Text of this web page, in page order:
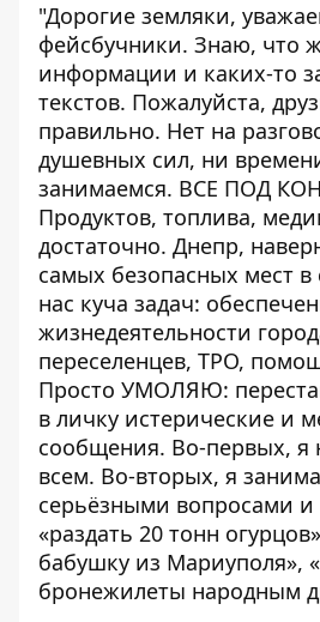
"Дорогие земляки,
фейсбучники. Знаю, что
информации и каких-то
текстов. Пожалуйста,
правильно. Нет на
душевных сил, ни
занимаемся. ВСЕ ПОД
Продуктов, топлива,
достаточно. Днепр,
самых безопасных мест в
нас куча задач:
жизнедеятельности
переселенцев, ТРО,
Просто УМОЛЯЮ:
в личку истерические и
сообщения. Во-первых, я
всем. Во-вторых, я
серьёзными вопросами и
«раздать 20 тонн
бабушку из Мариуполя»,
бронежилеты народным